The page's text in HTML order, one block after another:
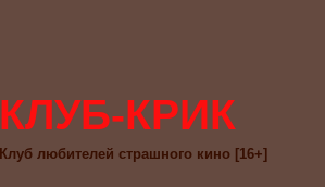
КЛУБ-КРИК
Клуб любителей страшного кино [16+]